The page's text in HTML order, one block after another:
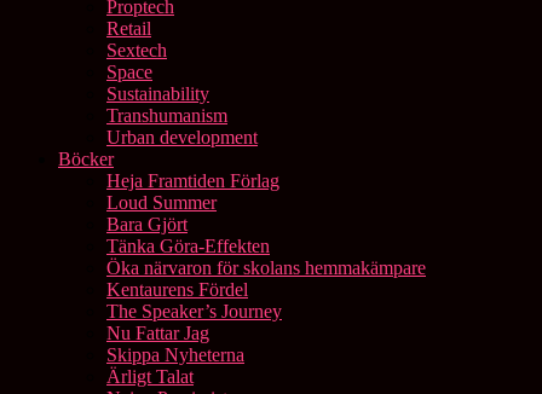
Proptech
Retail
Sextech
Space
Sustainability
Transhumanism
Urban development
Böcker
Heja Framtiden Förlag
Loud Summer
Bara Gjört
Tänka Göra-Effekten
Öka närvaron för skolans hemmakämpare
Kentaurens Fördel
The Speaker’s Journey
Nu Fattar Jag
Skippa Nyheterna
Ärligt Talat